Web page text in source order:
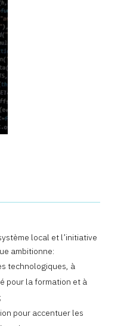
local et l’initiative
ambitionne:
technologiques, à
pour la formation et à
pour accentuer les